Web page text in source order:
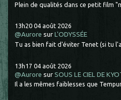
Plein de qualités dans ce petit film
13h20 04 août 2026
@Aurore surL'ODYSSÉE
Tu as bien fait d'éviter Tenet (si tu
13h17 04 août 2026
@Aurore surSOUS LE CIEL DE
Il a les mêmes faiblesses que